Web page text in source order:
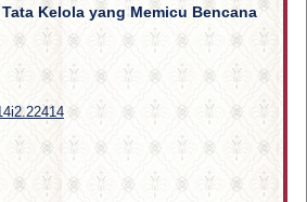
Kelola yang Memicu Bencana